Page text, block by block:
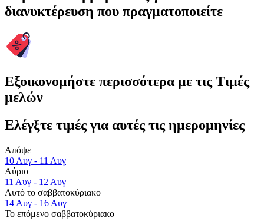
διανυκτέρευση που πραγματοποιείτε
Εξοικονομήστε περισσότερα με τις Τιμές
μελών
Ελέγξτε τιμές για αυτές τις ημερομηνίες
Απόψε
10 Αυγ - 11 Αυγ
Αύριο
11 Αυγ - 12 Αυγ
Αυτό το σαββατοκύριακο
14 Αυγ - 16 Αυγ
Το επόμενο σαββατοκύριακο